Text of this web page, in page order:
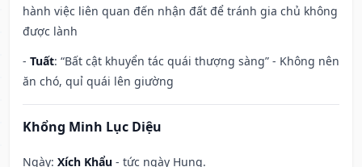
hành việc liên quan đến nhận đất để tránh gia chủ không
được lành
- Tuất: “Bất cật khuyển tác quái thượng sàng” - Không nên
ăn chó, quỉ quái lên giường
Khổng Minh Lục Diệu
Ngày: Xích Khẩu - tức ngày Hung.